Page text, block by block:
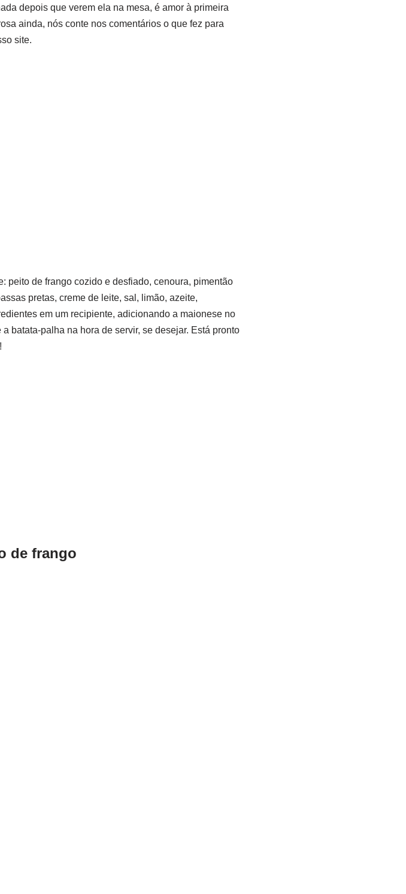
depois que verem ela na mesa, é amor à primeira
ainda, nós conte nos comentários o que fez para
site.
peito de frango cozido e desfiado, cenoura, pimentão
pretas, creme de leite, sal, limão, azeite,
em um recipiente, adicionando a maionese no
batata-palha na hora de servir, se desejar. Está pronto
de frango